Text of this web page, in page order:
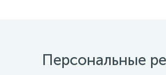
Персональные